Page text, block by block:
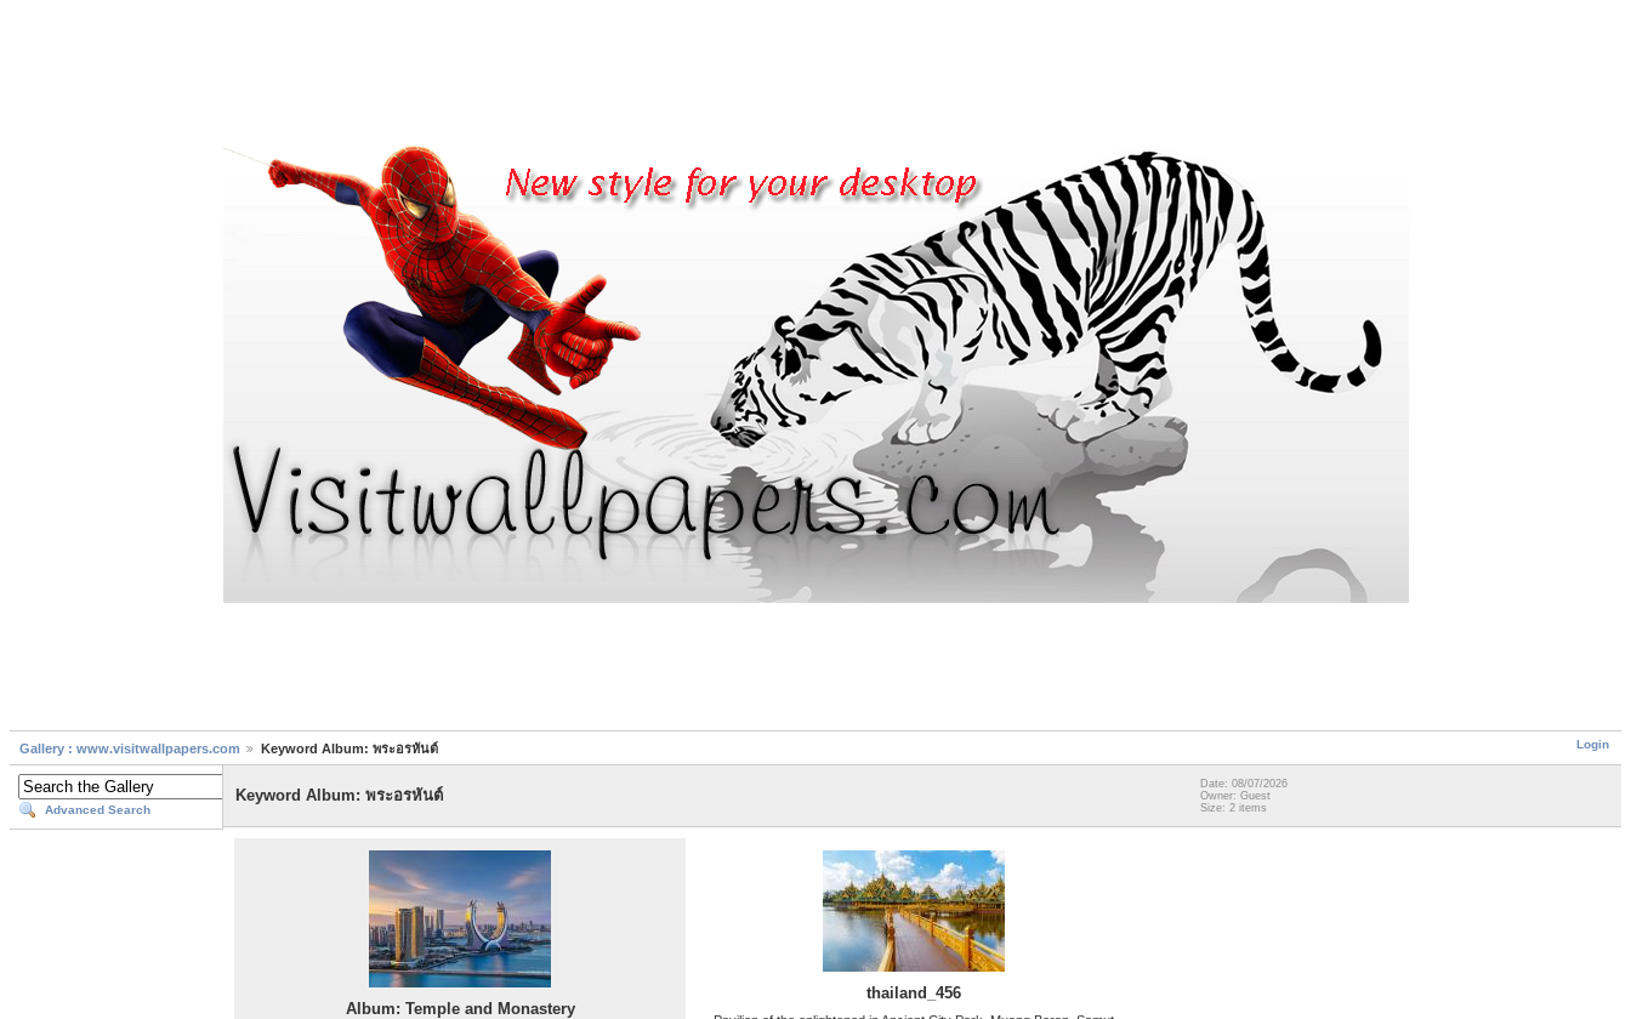
Login
Gallery : www.visitwallpapers.com Keyword Album: พระอรหันต์
Advanced Search
Keyword Album: พระอรหันต์
Date: 08/07/2026
Owner: Guest
Size: 2 items
Album: Temple and Monastery
thailand_456